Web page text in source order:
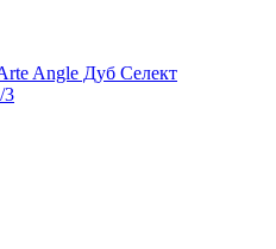
Angle Дуб Селект
3